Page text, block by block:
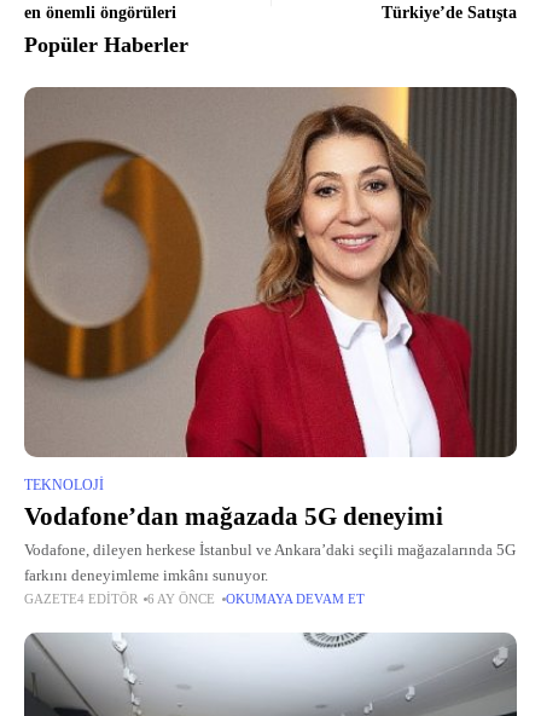
en önemli öngörüleri
Türkiye’de Satışta
Popüler Haberler
TEKNOLOJI
Vodafone’dan mağazada 5G deneyimi
Vodafone, dileyen herkese İstanbul ve Ankara’daki seçili mağazalarında 5G
farkını deneyimleme imkânı sunuyor.
GAZETE4 EDITÖR 6 AY ÖNCE OKUMAYA DEVAM ET